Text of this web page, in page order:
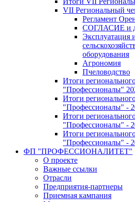
VII Региональный
Регламент
СОГЛАСИЕ и
Эксплуатация
оборудования
Агрономия
Пчеловодство
Итоги
"Профессионалы"
Итоги
"Профессионалы" -
Итоги
"Профессионалы" -
Итоги
"Профессионалы" -
ФП "ПРОФЕССИОНАЛИТЕТ"
О проекте
Важные ссылки
Отрасли
Предприятия-партнеры
Приемная кампания